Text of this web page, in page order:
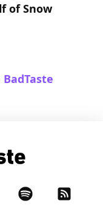
of Snow